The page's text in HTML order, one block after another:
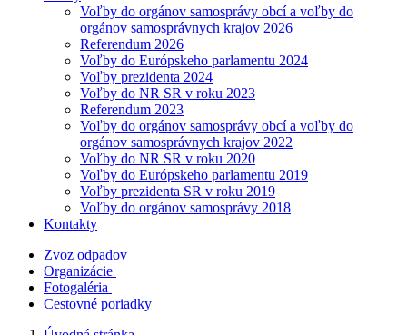
Voľby do orgánov samosprávy obcí a voľby do
orgánov samosprávnych krajov 2026
Referendum 2026
Voľby do Európskeho parlamentu 2024
Voľby prezidenta 2024
Voľby do NR SR v roku 2023
Referendum 2023
Voľby do orgánov samosprávy obcí a voľby do
orgánov samosprávnych krajov 2022
Voľby do NR SR v roku 2020
Voľby do Európskeho parlamentu 2019
Voľby prezidenta SR v roku 2019
Voľby do orgánov samosprávy 2018
Kontakty
Zvoz odpadov
Organizácie
Fotogaléria
Cestovné poriadky